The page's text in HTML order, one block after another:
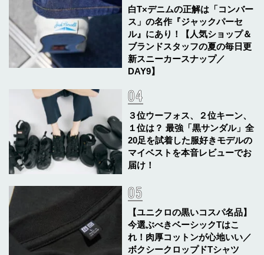
白T×デニムの正解は「コンバー
ス」の名作『ジャックパーセ
ル』にあり！【人気ショップ＆
ブランドスタッフの夏の毎日更
新スニーカースナップ／
DAY9】
３位ウーフォス、２位キーン、
１位は？ 最強「黒サンダル」全
20足を試着した服好きモデルの
マイベストを本音レビューでお
届け！
【ユニクロの黒いコスパ名品】
今選ぶべきベーシックTはこ
れ！肉厚コットンが心地いい／
ボクシークロップドTシャツ